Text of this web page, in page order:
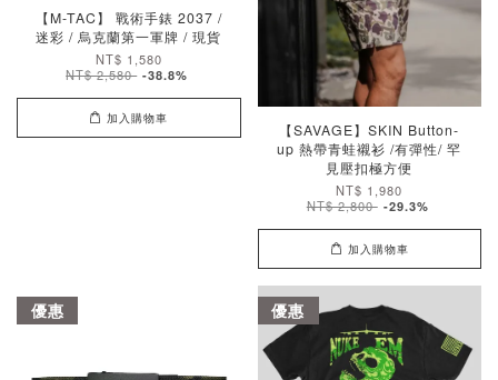
【M-TAC】 戰術手錶 2037 /
迷彩 / 烏克蘭第一軍牌 / 現貨
NT$ 1,580
NT$ 2,580 -38.8%
加入購物車
【SAVAGE】SKIN Button-
up 熱帶青蛙襯衫 /有彈性/ 罕
見壓扣極方便
NT$ 1,980
NT$ 2,800 -29.3%
加入購物車
優惠 優惠